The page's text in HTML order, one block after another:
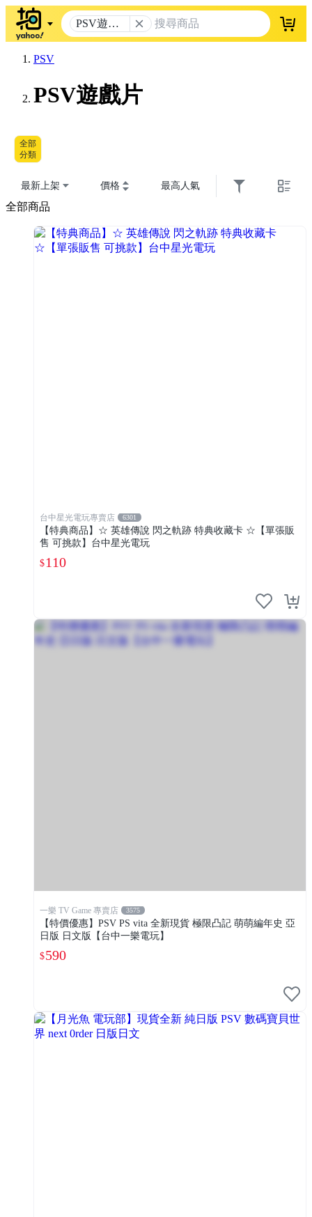
PSV遊戲
片
登入
PSV
PSV遊戲片
全部
分類
最新上架 價格 最高人氣
全部商品
台中星光電玩專賣店 6301
【特典商品】☆ 英雄傳說 閃之軌跡 特典收藏卡 ☆【單張販
售 可挑款】台中星光電玩
$110
一樂 TV Game 專賣店 3575
【特價優惠】PSV PS vita 全新現貨 極限凸記 萌萌編年史 亞
日版 日文版【台中一樂電玩】
$590